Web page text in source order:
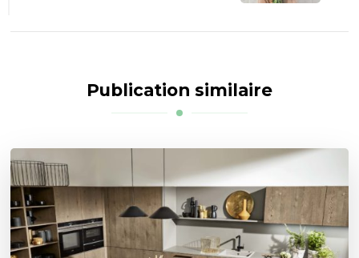
Publication similaire